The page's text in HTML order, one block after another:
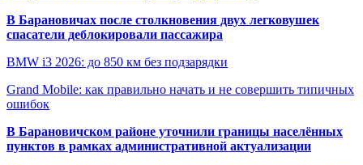
В Барановичах после столкновения двух легковушек
спасатели деблокировали пассажира
BMW i3 2026: до 850 км без подзарядки
Grand Mobile: как правильно начать и не совершить типичных
ошибок
В Барановичском районе уточнили границы населённых
пунктов в рамках административной актуализации